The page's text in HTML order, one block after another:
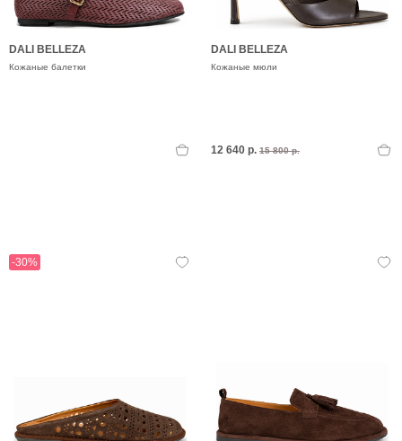
DALI BELLEZA
Кожаные балетки
DALI BELLEZA
Кожаные мюли
12 640 р. 15 800 р.
-30%